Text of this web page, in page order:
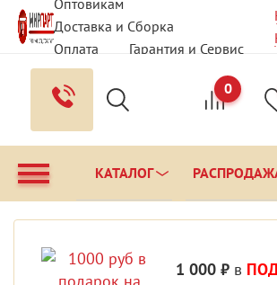
Оптовикам
Доставка и Сборка
Оплата
Гарантия и Сервис
Вопрос - Ответ
Контакты
0
КАТАЛОГ
1 000 ₽ в